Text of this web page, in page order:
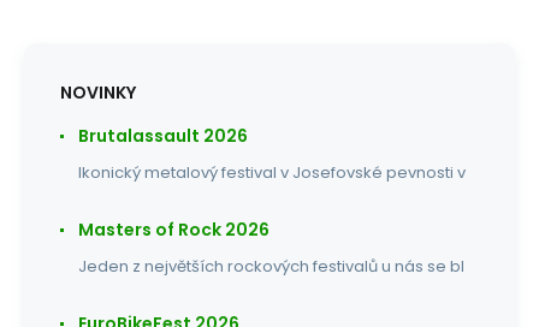
NOVINKY
Brutalassault 2026
Ikonický metalový festival v Josefovské pevnosti v
Masters of Rock 2026
Jeden z největších rockových festivalů u nás se bl